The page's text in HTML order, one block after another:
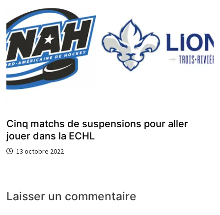
Cinq matchs de suspensions pour aller
jouer dans la ECHL
13 octobre 2022
Laisser un commentaire